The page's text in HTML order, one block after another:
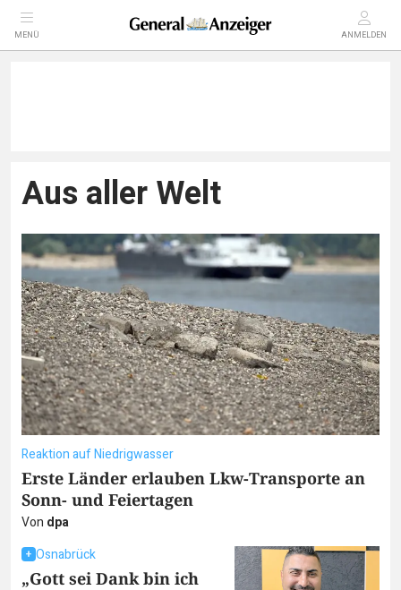
MENÜ ANMELDEN
Aus aller Welt
Reaktion auf Niedrigwasser
Erste Länder erlauben Lkw-Transporte an
Sonn- und Feiertagen
Von dpa
Osnabrück
„Gott sei Dank bin ich